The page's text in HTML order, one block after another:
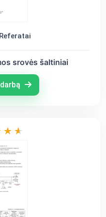
Referatai
srovės šaltiniai